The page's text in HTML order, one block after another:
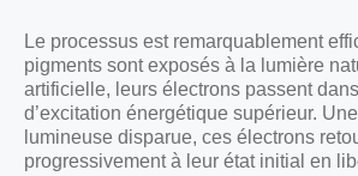
Le processus est remarquablement
pigments sont exposés à la lumière
artificielle, leurs électrons passent
d’excitation énergétique supérieur.
lumineuse disparue, ces électrons
progressivement à leur état initial en